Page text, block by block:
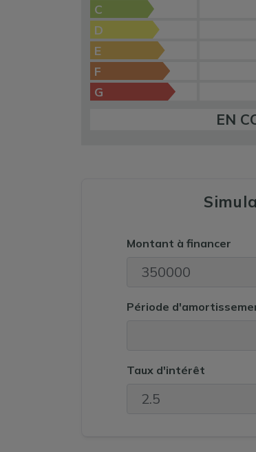
C
D
E
F
G
EN
Montant à financer
Période
Taux d'intérêt